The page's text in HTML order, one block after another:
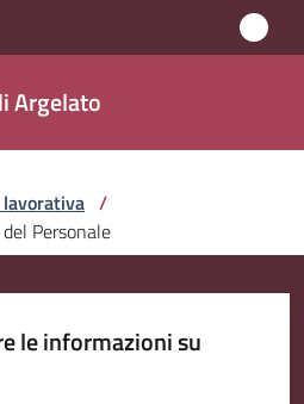
Argelato
/
Personale
le informazioni su